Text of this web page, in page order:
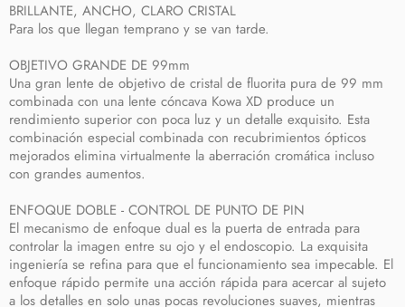
BRILLANTE, ANCHO, CLARO CRISTAL
Para los que llegan temprano y se van tarde.
OBJETIVO GRANDE DE 99mm
Una gran lente de objetivo de cristal de fluorita pura de 99 mm
combinada con una lente cóncava Kowa XD produce un
rendimiento superior con poca luz y un detalle exquisito. Esta
combinación especial combinada con recubrimientos ópticos
mejorados elimina virtualmente la aberración cromática incluso
con grandes aumentos.
ENFOQUE DOBLE - CONTROL DE PUNTO DE PIN
El mecanismo de enfoque dual es la puerta de entrada para
controlar la imagen entre su ojo y el endoscopio. La exquisita
ingeniería se refina para que el funcionamiento sea impecable. El
enfoque rápido permite una acción rápida para acercar al sujeto
a los detalles en solo unas pocas revoluciones suaves, mientras